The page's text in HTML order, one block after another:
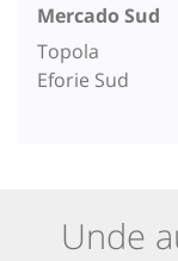
Mercado Sud
Topola
Eforie Sud
Unde